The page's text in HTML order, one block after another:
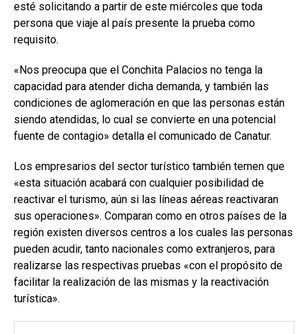
esté solicitando a partir de este miércoles que toda
persona que viaje al país presente la prueba como
requisito.
«Nos preocupa que el Conchita Palacios no tenga la
capacidad para atender dicha demanda, y también las
condiciones de aglomeración en que las personas están
siendo atendidas, lo cual se convierte en una potencial
fuente de contagio» detalla el comunicado de Canatur.
Los empresarios del sector turístico también temen que
«esta situación acabará con cualquier posibilidad de
reactivar el turismo, aún si las líneas aéreas reactivaran
sus operaciones». Comparan como en otros países de la
región existen diversos centros a los cuales las personas
pueden acudir, tanto nacionales como extranjeros, para
realizarse las respectivas pruebas «con el propósito de
facilitar la realización de las mismas y la reactivación
turística».